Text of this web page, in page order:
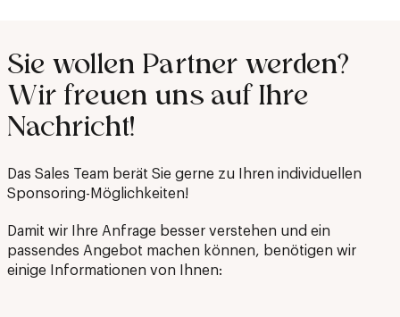
Sie wollen Partner werden?
Wir freuen uns auf Ihre
Nachricht!
Das Sales Team berät Sie gerne zu Ihren individuellen
Sponsoring-Möglichkeiten!
Damit wir Ihre Anfrage besser verstehen und ein
passendes Angebot machen können, benötigen wir
einige Informationen von Ihnen: